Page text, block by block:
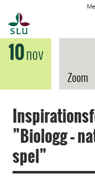
10nov
Zoom
”Biologg –
spel”